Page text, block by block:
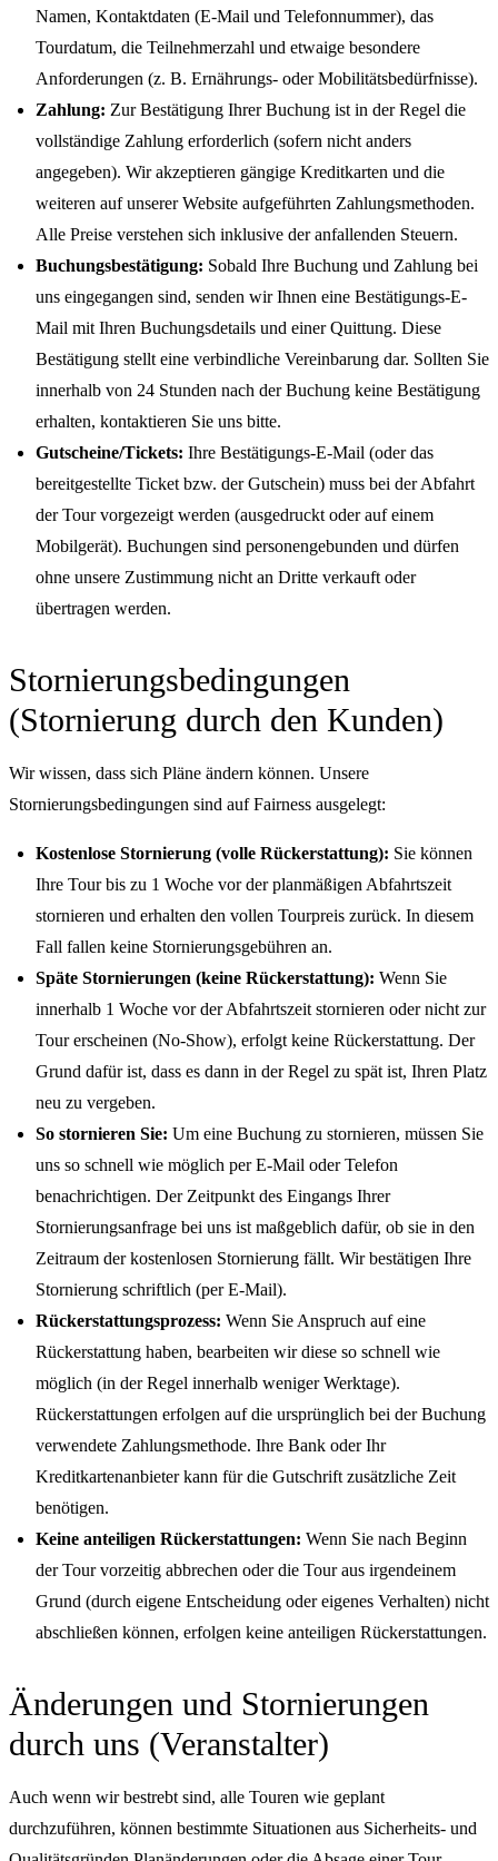
Namen, Kontaktdaten (E-Mail und Telefonnummer), das
Tourdatum, die Teilnehmerzahl und etwaige besondere
Anforderungen (z. B. Ernährungs- oder Mobilitätsbedürfnisse).
Zahlung: Zur Bestätigung Ihrer Buchung ist in der Regel die
vollständige Zahlung erforderlich (sofern nicht anders
angegeben). Wir akzeptieren gängige Kreditkarten und die
weiteren auf unserer Website aufgeführten Zahlungsmethoden.
Alle Preise verstehen sich inklusive der anfallenden Steuern.
Buchungsbestätigung: Sobald Ihre Buchung und Zahlung bei
uns eingegangen sind, senden wir Ihnen eine Bestätigungs-E-
Mail mit Ihren Buchungsdetails und einer Quittung. Diese
Bestätigung stellt eine verbindliche Vereinbarung dar. Sollten Sie
innerhalb von 24 Stunden nach der Buchung keine Bestätigung
erhalten, kontaktieren Sie uns bitte.
Gutscheine/Tickets: Ihre Bestätigungs-E-Mail (oder das
bereitgestellte Ticket bzw. der Gutschein) muss bei der Abfahrt
der Tour vorgezeigt werden (ausgedruckt oder auf einem
Mobilgerät). Buchungen sind personengebunden und dürfen
ohne unsere Zustimmung nicht an Dritte verkauft oder
übertragen werden.
Stornierungsbedingungen
(Stornierung durch den Kunden)
Wir wissen, dass sich Pläne ändern können. Unsere
Stornierungsbedingungen sind auf Fairness ausgelegt:
Kostenlose Stornierung (volle Rückerstattung): Sie können
Ihre Tour bis zu 1 Woche vor der planmäßigen Abfahrtszeit
stornieren und erhalten den vollen Tourpreis zurück. In diesem
Fall fallen keine Stornierungsgebühren an.
Späte Stornierungen (keine Rückerstattung): Wenn Sie
innerhalb 1 Woche vor der Abfahrtszeit stornieren oder nicht zur
Tour erscheinen (No-Show), erfolgt keine Rückerstattung. Der
Grund dafür ist, dass es dann in der Regel zu spät ist, Ihren Platz
neu zu vergeben.
So stornieren Sie: Um eine Buchung zu stornieren, müssen Sie
uns so schnell wie möglich per E-Mail oder Telefon
benachrichtigen. Der Zeitpunkt des Eingangs Ihrer
Stornierungsanfrage bei uns ist maßgeblich dafür, ob sie in den
Zeitraum der kostenlosen Stornierung fällt. Wir bestätigen Ihre
Stornierung schriftlich (per E-Mail).
Rückerstattungsprozess: Wenn Sie Anspruch auf eine
Rückerstattung haben, bearbeiten wir diese so schnell wie
möglich (in der Regel innerhalb weniger Werktage).
Rückerstattungen erfolgen auf die ursprünglich bei der Buchung
verwendete Zahlungsmethode. Ihre Bank oder Ihr
Kreditkartenanbieter kann für die Gutschrift zusätzliche Zeit
benötigen.
Keine anteiligen Rückerstattungen: Wenn Sie nach Beginn
der Tour vorzeitig abbrechen oder die Tour aus irgendeinem
Grund (durch eigene Entscheidung oder eigenes Verhalten) nicht
abschließen können, erfolgen keine anteiligen Rückerstattungen.
Änderungen und Stornierungen
durch uns (Veranstalter)
Auch wenn wir bestrebt sind, alle Touren wie geplant
durchzuführen, können bestimmte Situationen aus Sicherheits- und